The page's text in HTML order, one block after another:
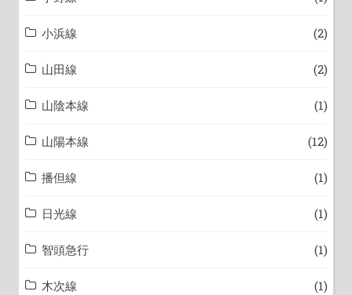
小浜線 (2)
山田線 (2)
山陰本線 (1)
山陽本線 (12)
播但線 (1)
日光線 (1)
智頭急行 (1)
木次線 (1)